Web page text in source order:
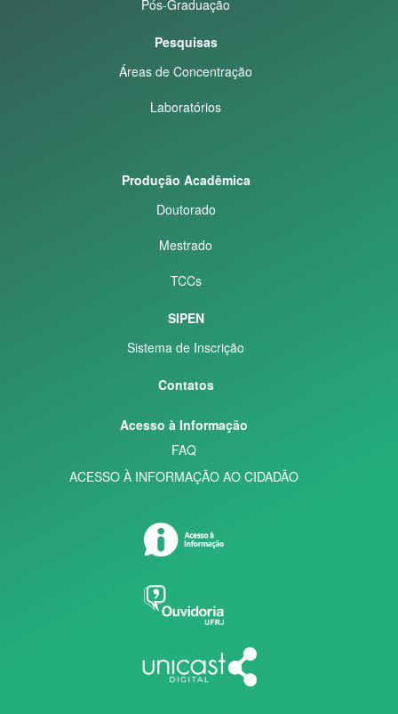
Pós-Graduação
Pesquisas
Áreas de Concentração
Laboratórios
Produção Acadêmica
Doutorado
Mestrado
TCCs
SIPEN
Sistema de Inscrição
Contatos
Acesso à Informação
FAQ
ACESSO À INFORMAÇÃO AO CIDADÃO